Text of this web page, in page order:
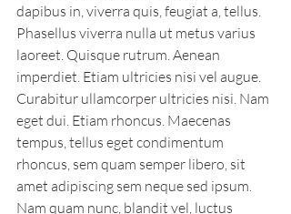
dapibus in, viverra quis, feugiat a, tellus.
Phasellus viverra nulla ut metus varius
laoreet. Quisque rutrum. Aenean
imperdiet. Etiam ultricies nisi vel augue.
Curabitur ullamcorper ultricies nisi. Nam
eget dui. Etiam rhoncus. Maecenas
tempus, tellus eget condimentum
rhoncus, sem quam semper libero, sit
amet adipiscing sem neque sed ipsum.
Nam quam nunc, blandit vel, luctus